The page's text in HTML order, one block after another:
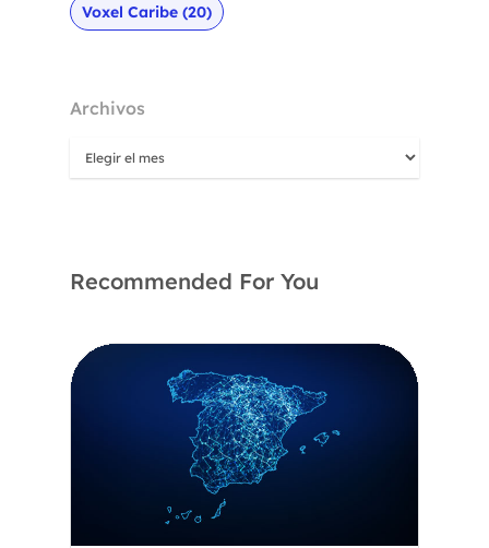
Voxel Caribe (20)
Archivos
Recommended For You